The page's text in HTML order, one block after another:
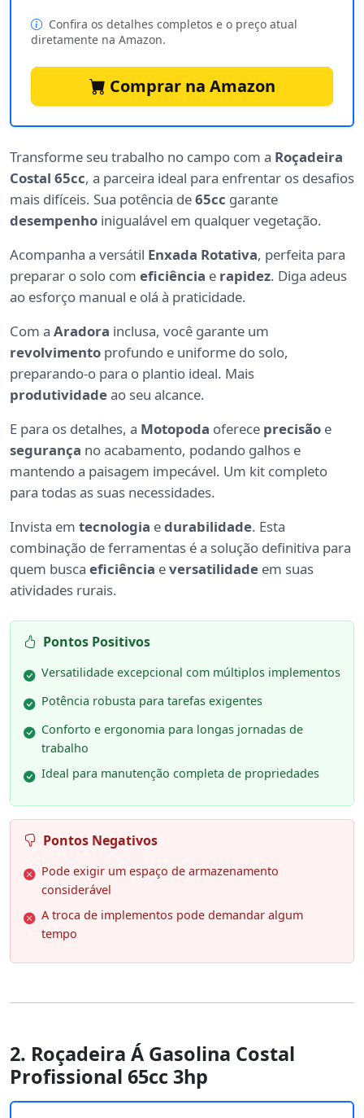
Confira os detalhes completos e o preço atual
diretamente na Amazon.
Comprar na Amazon
Transforme seu trabalho no campo com a Roçadeira
Costal 65cc, a parceira ideal para enfrentar os desafios
mais difíceis. Sua potência de65cc garante
desempenho inigualável em qualquer vegetação.
Acompanha a versátil Enxada Rotativa, perfeita para
preparar o solo com eficiência e rapidez. Diga adeus
ao esforço manual e olá à praticidade.
Com a Aradora inclusa, você garante um
revolvimento profundo e uniforme do solo,
preparando-o para o plantio ideal. Mais
produtividadeao seu alcance.
E para os detalhes, a Motopoda oferece precisão e
segurança no acabamento, podando galhos e
mantendo a paisagem impecável. Um kit completo
para todas as suas necessidades.
Invista em tecnologia edurabilidade. Esta
combinação de ferramentas é a solução definitiva para
quem busca eficiência eversatilidade em suas
atividades rurais.
Pontos Positivos
Versatilidade excepcional com múltiplos implementos
Potência robusta para tarefas exigentes
Conforto e ergonomia para longas jornadas de
trabalho
Ideal para manutenção completa de propriedades
Pontos Negativos
Pode exigir um espaço de armazenamento
considerável
A troca de implementos pode demandar algum
tempo
2. Roçadeira Á Gasolina Costal
Profissional 65cc 3hp